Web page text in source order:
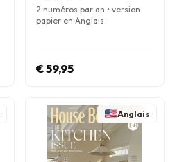
2 numéros par an • version
papier en Anglais
€ 59,95
Anglais